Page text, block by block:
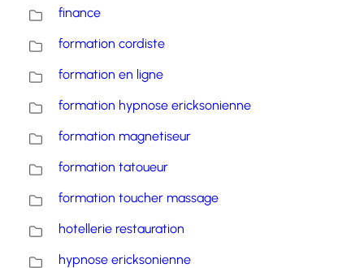
finance
formation cordiste
formation en ligne
formation hypnose ericksonienne
formation magnetiseur
formation tatoueur
formation toucher massage
hotellerie restauration
hypnose ericksonienne